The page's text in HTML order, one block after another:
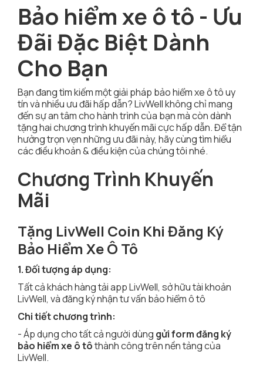
Bảo hiểm xe ô tô - Ưu
Đãi Đặc Biệt Dành
Cho Bạn
Bạn đang tìm kiếm một giải pháp bảo hiểm xe ô tô uy
tín và nhiều ưu đãi hấp dẫn? LivWell không chỉ mang
đến sự an tâm cho hành trình của bạn mà còn dành
tặng hai chương trình khuyến mãi cực hấp dẫn. Để tận
hưởng trọn vẹn những ưu đãi này, hãy cùng tìm hiểu
các điều khoản & điều kiện của chúng tôi nhé.
Chương Trình Khuyến
Mãi
Tặng LivWell Coin Khi Đăng Ký
Bảo Hiểm Xe Ô Tô
1. Đối tượng áp dụng:
Tất cả khách hàng tải app LivWell, sở hữu tài khoản
LivWell, và đăng ký nhận tư vấn bảo hiểm ô tô
Chi tiết chương trình:
- Áp dụng cho tất cả người dùng gửi form đăng ký
bảo hiểm xe ô tôthành công trên nền tảng của
LivWell.